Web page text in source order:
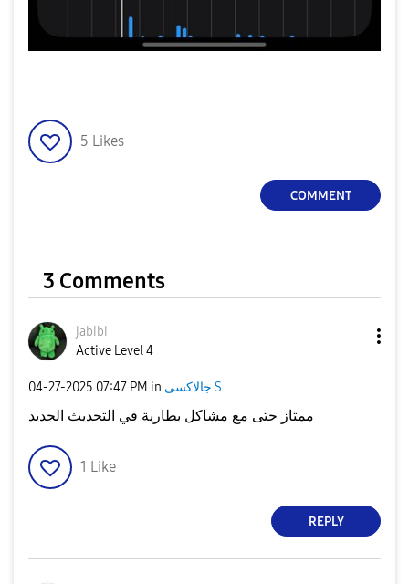
5 Likes
COMMENT
3 Comments
jabibi
Active Level 4
‎04-27-2025 07:47 PM in جالاكسى S
ممتاز حتى مع مشاكل بطارية في التحديث الجديد
1 Like
REPLY